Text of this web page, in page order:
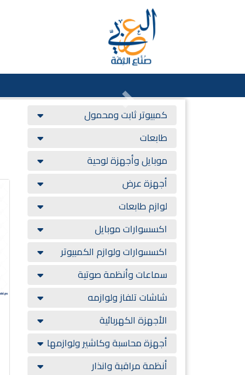
كمبيوتر ثابت ومحمول
طابعات
موبايل وأجهزة لوحية
أجهزة عرض
لوازم طابعات
اكسسوارات موبايل
اكسسوارات ولوازم الكمبيوتر
سماعات وأنظمة صوتية
شاشات تلفاز ولوازمه
الأجهزة الكهربائية
أجهزة محاسبة وكاشير ولوازمها
أنظمة مراقبة وانذار